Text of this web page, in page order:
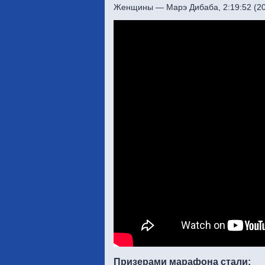
Женщины — Марэ Дибаба, 2:19:52
Призерами марафона стали: